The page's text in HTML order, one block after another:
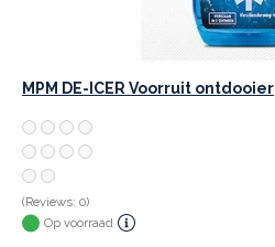
MPM DE-ICER Voorruit ontdooier
(Reviews: 0)
Op voorraad